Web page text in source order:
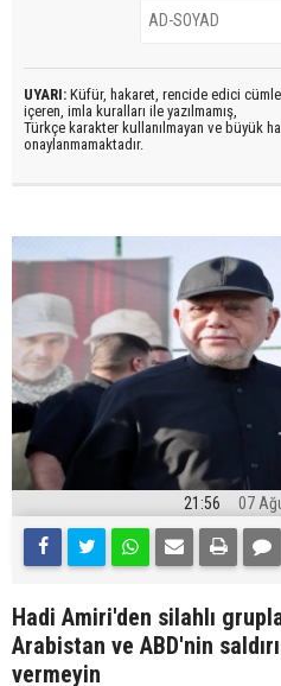
UYARI: Küfür, hakaret, rencide edici
içeren, imla kuralları ile yazılmamış,
Türkçe karakter kullanılmayan ve büyük
onaylanmamaktadır.
21:56 07
Hadi Amiri'den silahlı
Arabistan ve ABD'nin
vermeyin